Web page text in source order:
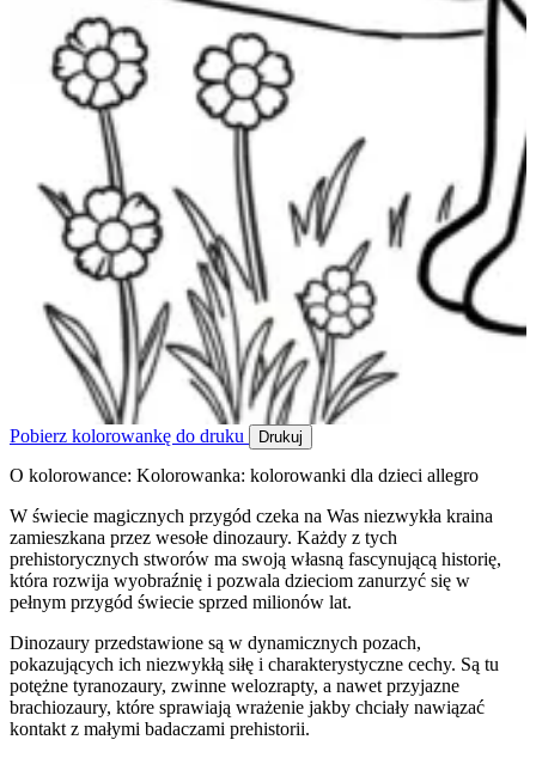
Pobierz kolorowankę do druku Drukuj
O kolorowance: Kolorowanka: kolorowanki dla dzieci allegro
W świecie magicznych przygód czeka na Was niezwykła kraina
zamieszkana przez wesołe dinozaury. Każdy z tych
prehistorycznych stworów ma swoją własną fascynującą historię,
która rozwija wyobraźnię i pozwala dzieciom zanurzyć się w
pełnym przygód świecie sprzed milionów lat.
Dinozaury przedstawione są w dynamicznych pozach,
pokazujących ich niezwykłą siłę i charakterystyczne cechy. Są tu
potężne tyranozaury, zwinne welozrapty, a nawet przyjazne
brachiozaury, które sprawiają wrażenie jakby chciały nawiązać
kontakt z małymi badaczami prehistorii.